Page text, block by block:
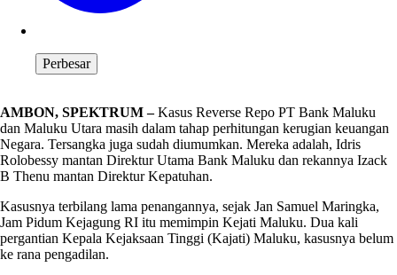
Perbesar
AMBON, SPEKTRUM –Kasus Reverse Repo PT Bank Maluku
dan Maluku Utara masih dalam tahap perhitungan kerugian keuangan
Negara. Tersangka juga sudah diumumkan. Mereka adalah, Idris
Rolobessy mantan Direktur Utama Bank Maluku dan rekannya Izack
B Thenu mantan Direktur Kepatuhan.
Kasusnya terbilang lama penangannya, sejak Jan Samuel Maringka,
Jam Pidum Kejagung RI itu memimpin Kejati Maluku. Dua kali
pergantian Kepala Kejaksaan Tinggi (Kajati) Maluku, kasusnya belum
ke rana pengadilan.